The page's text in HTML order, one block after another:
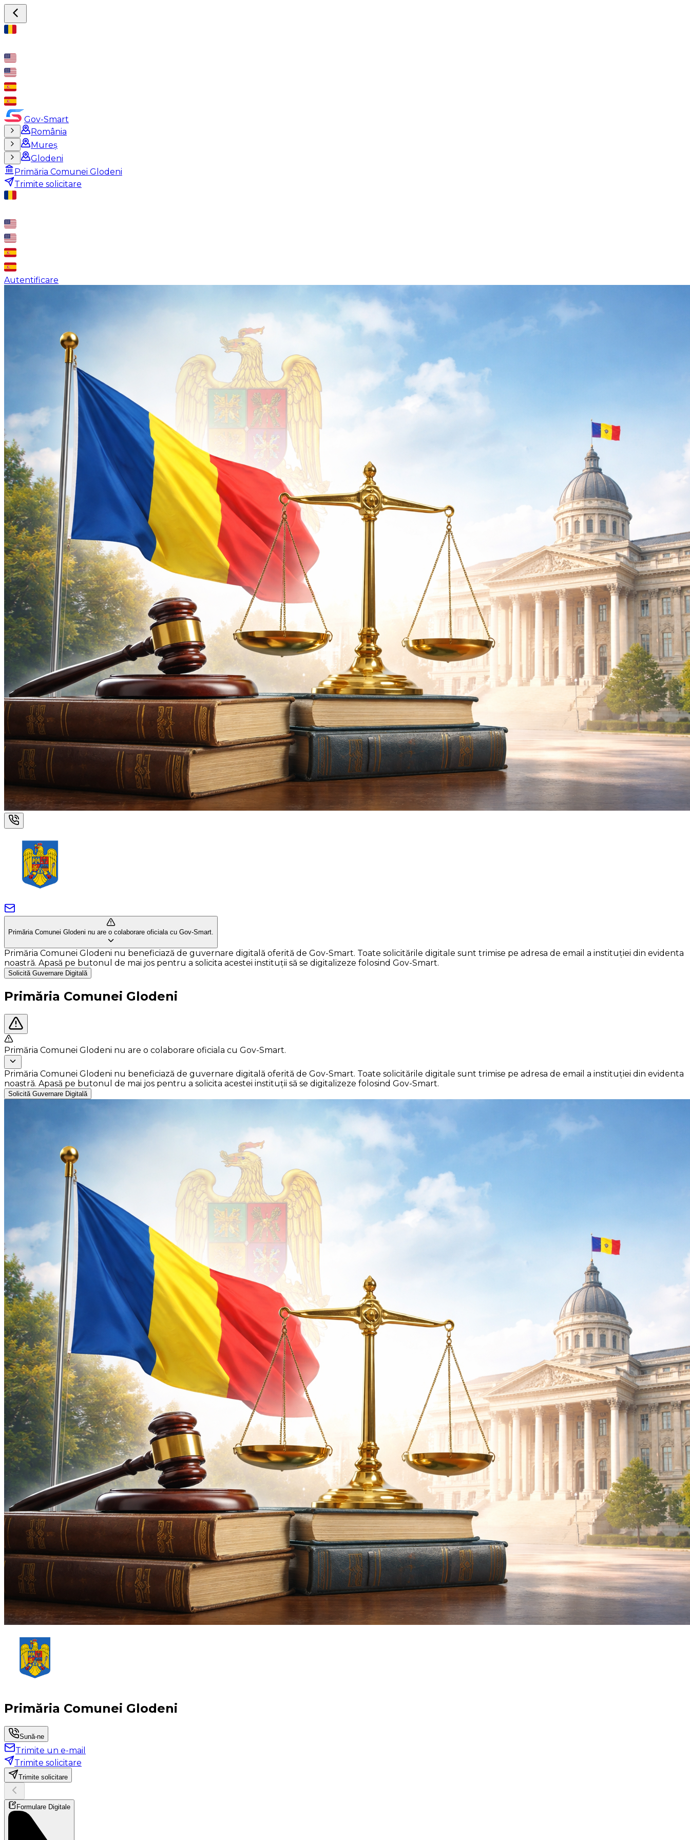
Gov-Smart
România
Mureș
Glodeni
Primăria Comunei Glodeni
Trimite solicitare
Autentificare
Primăria Comunei Glodeni nu are o colaborare oficiala cu Gov-Smart.
Primăria Comunei Glodeni nu beneficiază de guvernare digitală oferită de Gov-Smart. Toate solicitările digitale sunt trimise pe adresa de email a instituției din evidenta
noastră. Apasă pe butonul de mai jos pentru a solicita acestei instituții să se digitalizeze folosind Gov-Smart.
Solicită Guvernare Digitală
Primăria Comunei Glodeni
Primăria Comunei Glodeni nu are o colaborare oficiala cu Gov-Smart.
Primăria Comunei Glodeni nu beneficiază de guvernare digitală oferită de Gov-Smart. Toate solicitările digitale sunt trimise pe adresa de email a instituției din evidenta
noastră. Apasă pe butonul de mai jos pentru a solicita acestei instituții să se digitalizeze folosind Gov-Smart.
Solicită Guvernare Digitală
Primăria Comunei Glodeni
Sună-ne
Trimite un e-mail
Trimite solicitare
Trimite solicitare
Formulare Digitale